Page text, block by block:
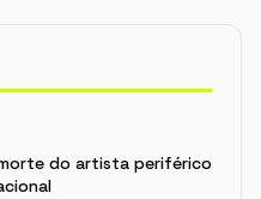
do artista periférico